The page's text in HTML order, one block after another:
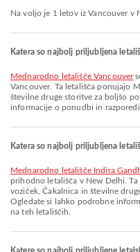
Na voljo je 1 letov iz Vancouver v
Katera so najbolj priljubljena
Mednarodno letališče Vancouver
Vancouver. Ta letališča ponujajo
številne druge storitve za boljšo
informacije o ponudbi in
Katera so najbolj priljubljena
Mednarodno letališče Indira
prihodno letališča v New Delhi.
voziček, Čakalnica in številne
Ogledate si lahko podrobne
na teh letališčih.